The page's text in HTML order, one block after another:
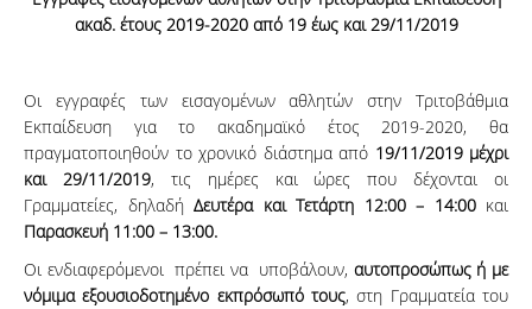
ακαδ. έτους 2019-2020 από 19 έως και 29/11/2019
Οι εγγραφές των εισαγομένων αθλητών στην Τριτοβάθμια
Εκπαίδευση για το ακαδημαϊκό έτος 2019-2020, θα
πραγματοποιηθούν το χρονικό διάστημα από 19/11/2019 μέχρι
και 29/11/2019, τις ημέρες και ώρες που δέχονται οι
Γραμματείες, δηλαδή Δευτέρα και Τετάρτη 12:00 – 14:00 και
Παρασκευή 11:00 – 13:00.
Οι ενδιαφερόμενοι πρέπει να υποβάλουν, αυτοπροσώπως ή με
νόμιμα εξουσιοδοτημένο εκπρόσωπό τους, στη Γραμματεία του